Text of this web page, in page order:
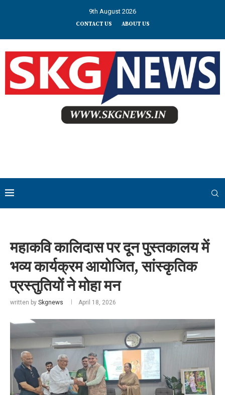
9th August 2026
CONTACT US ABOUT US
महाकवि कालिदास पर दून पुस्तकालय में
भव्य कार्यक्रम आयोजित, सांस्कृतिक
प्रस्तुतियों ने मोहा मन
written by Skgnews April 18, 2026